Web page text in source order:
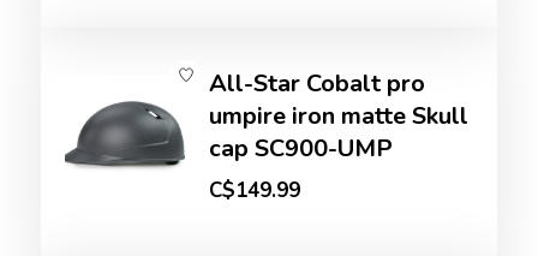
All-Star Cobalt pro
umpire iron matte Skull
cap SC900-UMP
C$149.99